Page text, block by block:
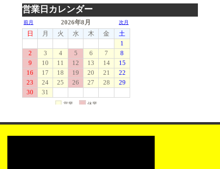
営業日カレンダー